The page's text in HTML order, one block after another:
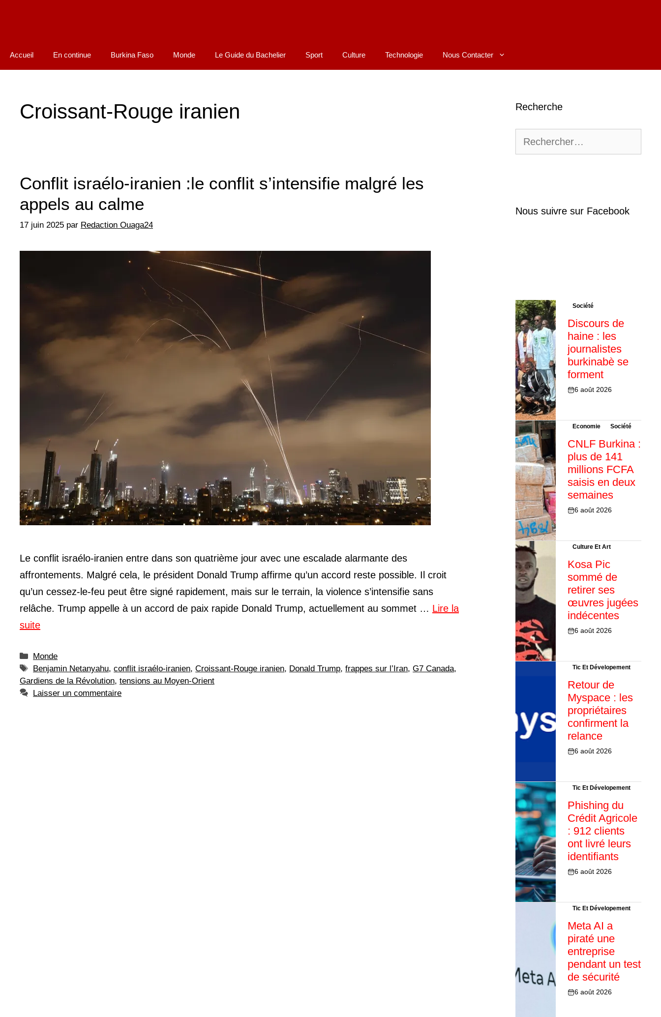
Accueil En continue Burkina Faso Monde Le Guide du Bachelier Sport Culture Technologie Nous Contacter
Croissant-Rouge iranien
Conflit israélo-iranien :le conflit s’intensifie malgré les
appels au calme
17 juin 2025 par Redaction Ouaga24
Le conflit israélo-iranien entre dans son quatrième jour avec une escalade alarmante des
affrontements. Malgré cela, le président Donald Trump affirme qu’un accord reste possible. Il croit
qu’un cessez-le-feu peut être signé rapidement, mais sur le terrain, la violence s’intensifie sans
relâche. Trump appelle à un accord de paix rapide Donald Trump, actuellement au sommet … Lire la
suite
Catégories
Monde
Étiquettes
Benjamin Netanyahu,conflit israélo-iranien,Croissant-Rouge iranien, Donald Trump,frappes sur l’Iran,G7 Canada,
Gardiens de la Révolution, tensions au Moyen-Orient
Laisser un commentaire
Recherche
Nous suivre sur Facebook
Société
Discours de
haine : les
journalistes
burkinabè se
forment
6 août 2026
Economie Société
CNLF Burkina :
plus de 141
millions FCFA
saisis en deux
semaines
6 août 2026
Culture Et Art
Kosa Pic
sommé de
retirer ses
œuvres jugées
indécentes
6 août 2026
Tic Et Dévelopement
Retour de
Myspace : les
propriétaires
confirment la
relance
6 août 2026
Tic Et Dévelopement
Phishing du
Crédit Agricole
: 912 clients
ont livré leurs
identifiants
6 août 2026
Tic Et Dévelopement
Meta AI a
piraté une
entreprise
pendant un test
de sécurité
6 août 2026